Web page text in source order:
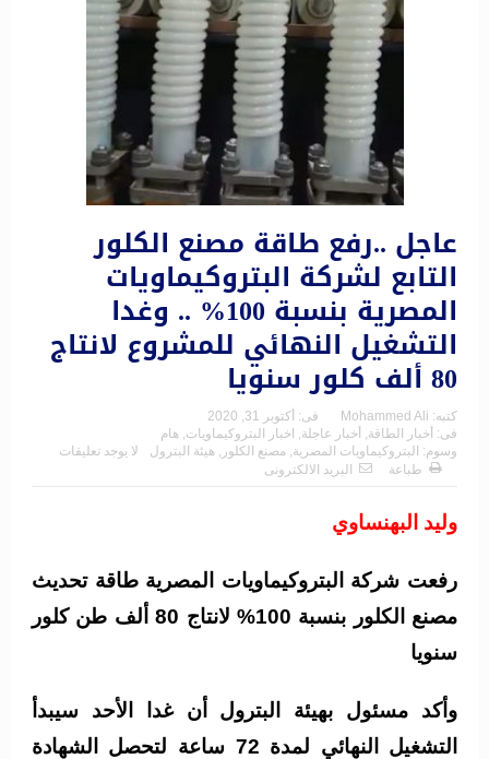
عاجل ..رفع طاقة مصنع الكلور
التابع لشركة البتروكيماويات
المصرية بنسبة 100% .. وغدا
التشغيل النهائي للمشروع لانتاج
80 ألف كلور سنويا
كتبه: Mohammed Ali فى: أكتوبر 31, 2020
فى: أخبار الطاقة أخبار عاجلة اخبار البتروكيماويات هام
وسوم: البتروكيماويات المصرية مصنع الكلور هيئة البترول
لا يوجد تعليقات
طباعة
البريد الالكترونى
وليد البهنساوي
رفعت شركة البتروكيماويات المصرية طاقة تحديث
مصنع الكلور بنسبة 100% لانتاج 80 ألف طن كلور
سنويا
وأكد مسئول بهيئة البترول أن غدا الأحد سيبدأ
التشغيل النهائي لمدة 72 ساعة لتحصل الشهادة